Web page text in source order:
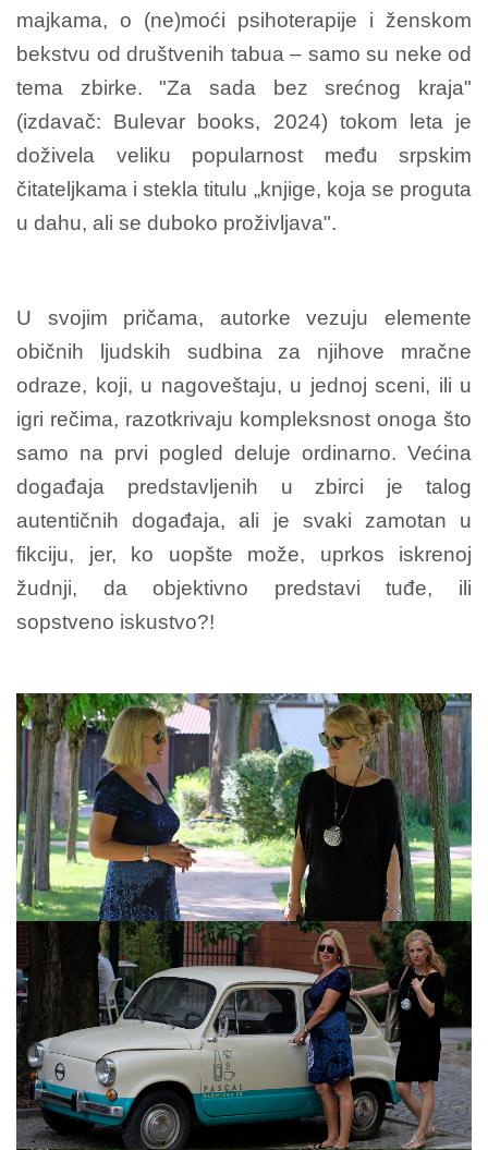
majkama, o (ne)moći psihoterapije i ženskom
bekstvu od društvenih tabua – samo su neke od
tema zbirke. "Za sada bez srećnog kraja"
(izdavač: Bulevar books, 2024) tokom leta je
doživela veliku popularnost među srpskim
čitateljkama i stekla titulu „knjige, koja se proguta
u dahu, ali se duboko proživljava".
U svojim pričama, autorke vezuju elemente
običnih ljudskih sudbina za njihove mračne
odraze, koji, u nagoveštaju, u jednoj sceni, ili u
igri rečima, razotkrivaju kompleksnost onoga što
samo na prvi pogled deluje ordinarno. Većina
događaja predstavljenih u zbirci je talog
autentičnih događaja, ali je svaki zamotan u
fikciju, jer, ko uopšte može, uprkos iskrenoj
žudnji, da objektivno predstavi tuđe, ili
sopstveno iskustvo?!